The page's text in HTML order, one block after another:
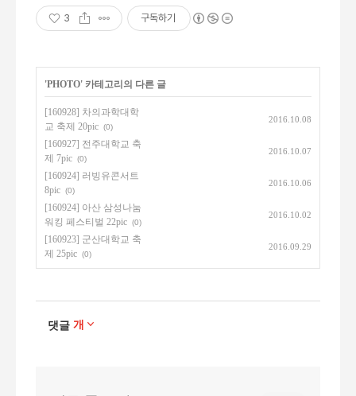
3 구독하기
'PHOTO' 카테고리의 다른 글
[160928] 차의과학대학
교 축제 20pic (0)
2016.10.08
[160927] 전주대학교 축
제 7pic (0)
2016.10.07
[160924] 러빙유콘서트
8pic (0)
2016.10.06
[160924] 아산 삼성나눔
워킹 페스티벌 22pic (0)
2016.10.02
[160923] 군산대학교 축
제 25pic (0)
2016.09.29
댓글 개